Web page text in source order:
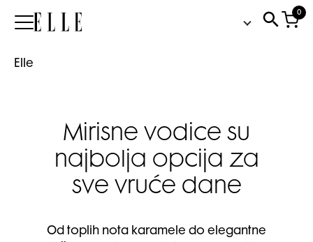
Elle
0
Elle
Mirisne vodice su
najbolja opcija za
sve vruće dane
Od toplih nota karamele do elegantne